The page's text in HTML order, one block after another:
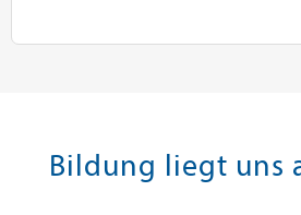
Bildung liegt uns